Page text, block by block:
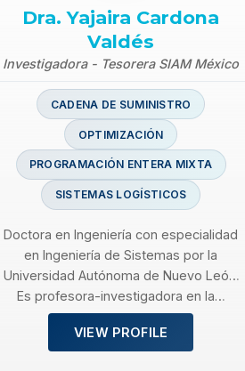
Dra. Yajaira Cardona
Valdés
Investigadora - Tesorera SIAM México
CADENA DE SUMINISTRO
OPTIMIZACIÓN
PROGRAMACIÓN ENTERA MIXTA
SISTEMAS LOGÍSTICOS
Doctora en Ingeniería con especialidad
en Ingeniería de Sistemas por la
Universidad Autónoma de Nuevo León.
Es profesora-investigadora en la…
VIEW PROFILE